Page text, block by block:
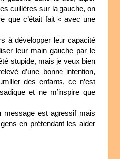
cuillères sur la gauche, on
que c’était fait « avec une
à développer leur capacité
leur main gauche par le
stupide, mais je veux bien
d’une bonne intention,
des enfants, ce n’est
et ne m’inspire que
est agressif mais
en prétendant les aider